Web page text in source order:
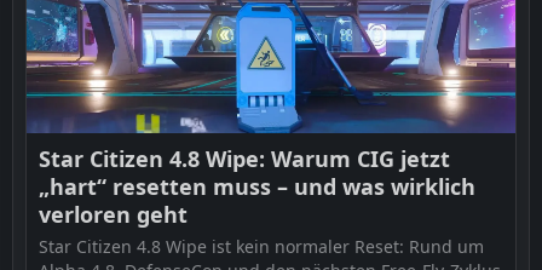
Star Citizen 4.8 Wipe: Warum CIG jetzt
„hart“ resetten muss – und was wirklich
verloren geht
Star Citizen 4.8 Wipe ist kein normaler Reset: Rund um